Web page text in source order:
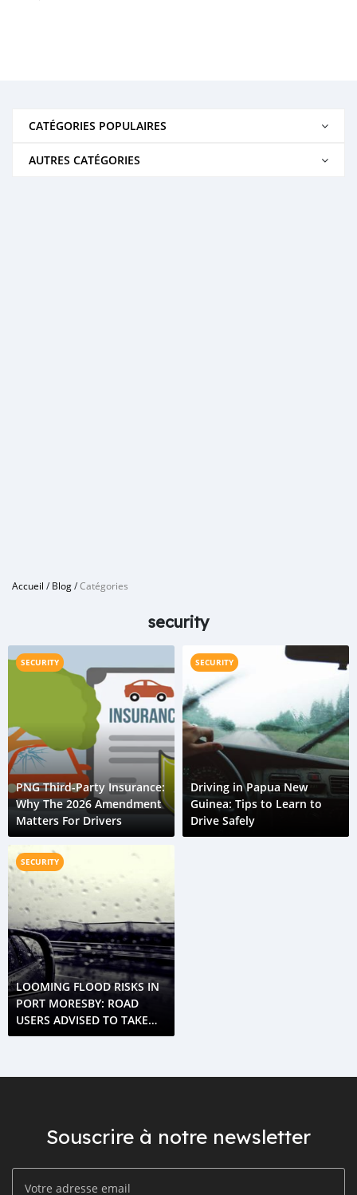
CATÉGORIES POPULAIRES
AUTRES CATÉGORIES
Accueil /Blog/Catégories
security
SECURITY
PNG Third-Party Insurance:
Why The 2026 Amendment
Matters For Drivers
SECURITY
Driving in Papua New
Guinea: Tips to Learn to
Drive Safely
SECURITY
LOOMING FLOOD RISKS IN
PORT MORESBY: ROAD
USERS ADVISED TO TAKE
CAUTION
Souscrire à notre newsletter